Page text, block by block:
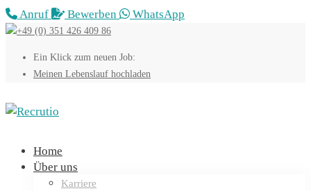
Anruf Bewerben WhatsApp
+49 (0) 351 426 409 86
Ein Klick zum neuen Job:
Meinen Lebenslauf hochladen
Home
Über uns
Karriere